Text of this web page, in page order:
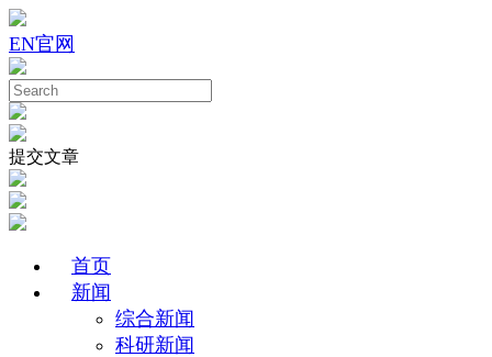
EN官网
提交文章
首页
新闻
综合新闻
科研新闻